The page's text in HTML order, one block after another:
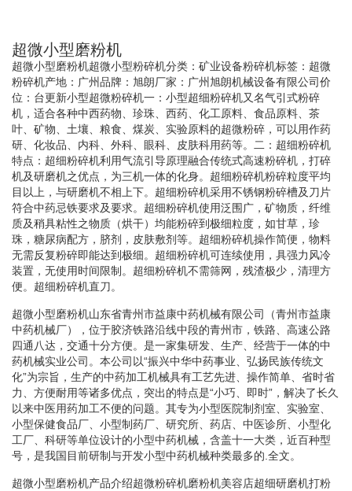
超微小型磨粉机
超微小型磨粉机超微小型粉碎机分类：矿业设备粉碎机标签：超微
粉碎机产地：广州品牌：旭朗厂家：广州旭朗机械设备有限公司价
位：台更新小型超微粉碎机一：小型超细粉碎机又名气引式粉碎
机，适合各种中西药物、珍珠、西药、化工原料、食品原料、茶
叶、矿物、土壤、粮食、煤炭、实验原料的超微粉碎，可以用作药
研、化妆品、内科、外科、眼科、皮肤科用药等。二：超细粉碎机
特点：超细粉碎机利用气流引导原理融合传统式高速粉碎机，打碎
机及研磨机之优点，为三机一体的化身。超细粉碎机粉碎粒度平均
目以上，与研磨机不相上下。超细粉碎机采用不锈钢粉碎槽及刀片
符合中药忌铁要求及要求。超细粉碎机使用泛围广，矿物质，纤维
质及稍具粘性之物质（烘干）均能粉碎到极细粒度，如甘草，珍
珠，糖尿病配方，脐剂，皮肤敷剂等。超细粉碎机操作简便，物料
无需反复粉碎即能达到极细。超细粉碎机可连续使用，具强力风冷
装置，无使用时间限制。超细粉碎机不需筛网，残渣极少，清理方
便。超细粉碎机直刀。
超微小型磨粉机山东省青州市益康中药机械有限公司（青州市益康
中药机械厂），位于胶济铁路沿线中段的青州市，铁路、高速公路
四通八达，交通十分方便。是一家集研发、生产、经营于一体的中
药机械实业公司。本公司以“振兴中华中药事业、弘扬民族传统文
化”为宗旨，生产的中药加工机械具有工艺先进、操作简单、省时省
力、方便耐用等诸多优点，突出的特点是“小巧、即时”，解决了长久
以来中医用药加工不便的问题。其专为小型医院制剂室、实验室、
小型保健食品厂、小型制药厂、研究所、药店、中医诊所、小型化
工厂、科研等单位设计的小型中药机械，含盖十一大类，近百种型
号，是我国目前研制与开发小型中药机械种类最多的.全文。
超微小型磨粉机产品介绍超微粉碎机磨粉机美容店超细研磨机打粉